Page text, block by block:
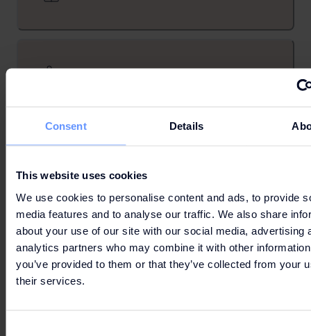
Consent Details
This website uses cookies
We use cookies to personalise content and ads, to provide
media features and to analyse our traffic. We also share
about your use of our site with our social media, advertising
analytics partners who may combine it with other
you’ve provided to them or that they’ve collected from your
their services.
HONDEN